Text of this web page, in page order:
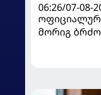
06:26/07-08-
მორიგ